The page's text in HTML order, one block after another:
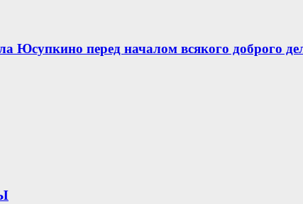
Юсупкино перед началом всякого доброго